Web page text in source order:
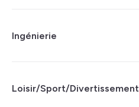
Ingénierie
Loisir/Sport/Divertissement